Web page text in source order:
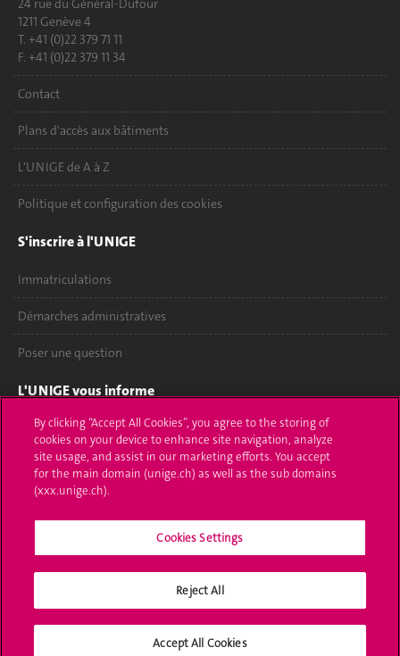
24 rue du Général-Dufour
1211 Genève 4
T. +41 (0)22 379 71 11
F. +41 (0)22 379 11 34
Contact
Plans d'accès aux bâtiments
L'UNIGE de A à Z
Politique et configuration des cookies
S'inscrire à l'UNIGE
Immatriculations
Démarches administratives
Poser une question
L'UNIGE vous informe
UNIGE Mobile
Médias
Offres d'emploi
Calendrier académique
Médias sociaux UNIGE
By clicking “Accept All Cookies”, you agree to the storing of
cookies on your device to enhance site navigation, analyze
site usage, and assist in our marketing efforts. You accept
for the main domain (unige.ch) as well as the sub domains
(xxx.unige.ch).
Cookies Settings
Reject All
Accept All Cookies